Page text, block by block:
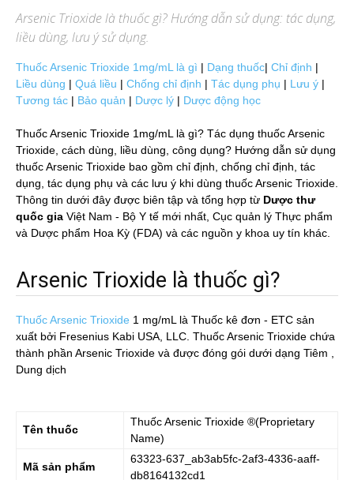
Arsenic Trioxidelà thuốc gì? Hướng dẫn sử dụng: tác dụng,
liều dùng, lưu ý sử dụng.
Thuốc Arsenic Trioxide 1mg/mL là gì | Dạng thuốc| Chỉ định |
Liều dùng | Quá liều | Chống chỉ định | Tác dụng phụ | Lưu ý |
Tương tác | Bảo quản | Dược lý | Dược động học
Thuốc Arsenic Trioxide 1mg/mL là gì? Tác dụng thuốc Arsenic
Trioxide, cách dùng, liều dùng, công dụng? Hướng dẫn sử dụng
thuốc Arsenic Trioxide bao gồm chỉ định, chống chỉ định, tác
dụng, tác dụng phụ và các lưu ý khi dùng thuốc Arsenic Trioxide.
Thông tin dưới đây được biên tập và tổng hợp từ Dược thư
quốc gia Việt Nam - Bộ Y tế mới nhất, Cục quản lý Thực phẩm
và Dược phẩm Hoa Kỳ (FDA) và các nguồn y khoa uy tín khác.
Arsenic Trioxide là thuốc gì?
Thuốc Arsenic Trioxide 1 mg/mL là Thuốc kê đơn - ETC sản
xuất bởi Fresenius Kabi USA, LLC. Thuốc Arsenic Trioxide chứa
thành phần Arsenic Trioxide và được đóng gói dưới dạng Tiêm ,
Dung dịch
Tên thuốc
ThuốcArsenic Trioxide ®(Proprietary
Name)
Mã sản phẩm
63323-637_ab3ab5fc-2af3-4336-aaff-
db8164132cd1